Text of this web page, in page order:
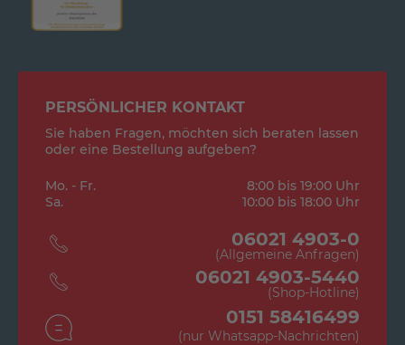
PERSÖNLICHER KONTAKT
Sie haben Fragen, möchten sich beraten lassen
oder eine Bestellung aufgeben?
Mo. - Fr.
8:00 bis 19:00 Uhr
Sa.
10:00 bis 18:00 Uhr
06021 4903-0
(Allgemeine Anfragen)
06021 4903-5440
(Shop-Hotline)
0151 58416499
(nur Whatsapp-Nachrichten)